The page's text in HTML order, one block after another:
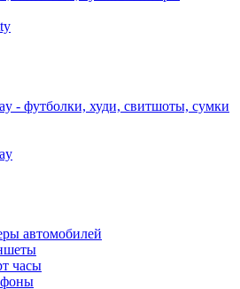
- футболки, худи, свитшоты, сумки
автомобилей
часы